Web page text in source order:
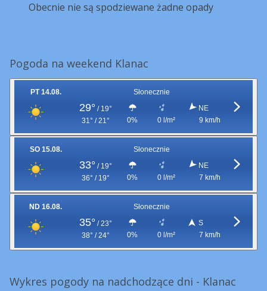
Obecnie nie są spodziewane żadne opady
Pogoda na weekend Klanac
PT 14.08. Słonecznie
29° / 19°
31° / 21°
0% 0 l/m²
NE
9 km/h
SO 15.08. Słonecznie
33° / 19°
36° / 19°
0% 0 l/m²
NE
7 km/h
ND 16.08. Słonecznie
35° / 23°
38° / 24°
0% 0 l/m²
S
7 km/h
Wykres pogody na nadchodzące dni - Klanac